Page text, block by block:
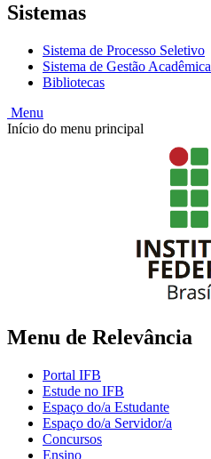
Sistemas
Sistema de Processo Seletivo
Sistema de Gestão Acadêmica
Bibliotecas
Menu
Início do menu principal
Menu de Relevância
Portal IFB
Estude no IFB
Espaço do/a Estudante
Espaço do/a Servidor/a
Concursos
Ensino